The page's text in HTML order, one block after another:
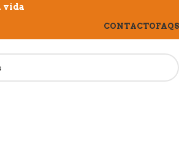
vida
CONTACTOFAQS